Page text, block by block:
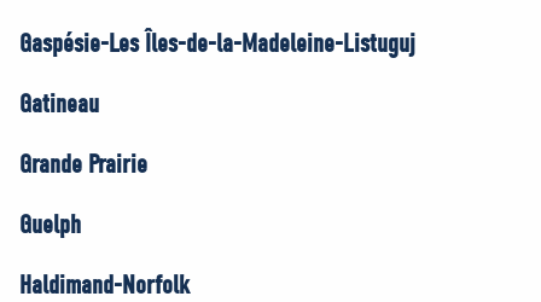
Gaspésie-Les Îles-de-la-Madeleine-Listuguj
Gatineau
Grande Prairie
Guelph
Haldimand-Norfolk